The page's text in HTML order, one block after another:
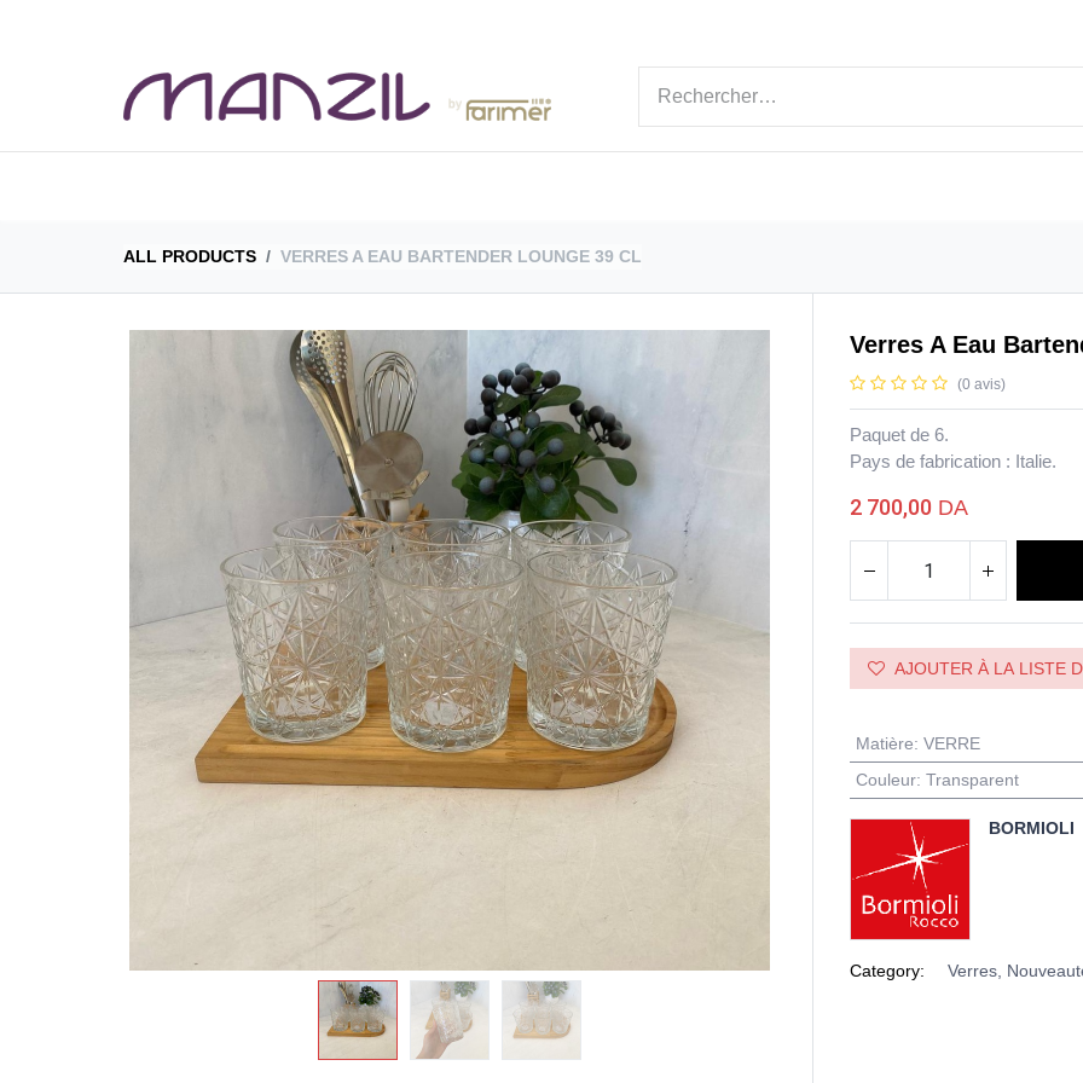
ALL PRODUCTS VERRES A EAU BARTENDER LOUNGE 39 CL
Verres A Eau
(0 avis)
Paquet de 6.
Pays de fabrication : Italie.
2 700,00 DA
AJOUTER À LA LISTE
Matière: VERRE
Couleur: Transparent
BORMIOLI
Category: Verres,